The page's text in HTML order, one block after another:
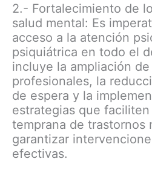
2.- Fortalecimiento de
salud mental: Es
acceso a la atención
psiquiátrica en todo el
incluye la ampliación
profesionales, la
de espera y la
estrategias que
temprana de trastornos
garantizar
efectivas.